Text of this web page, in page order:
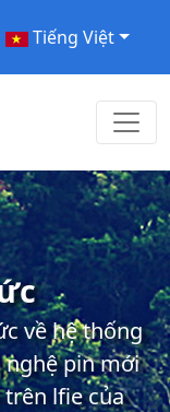
Tiếng Việt
về hệ thống
pin mới
trên lfie của